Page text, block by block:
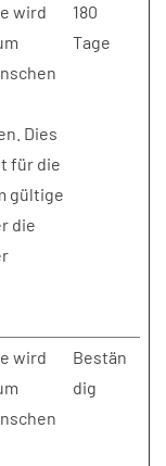
wird
Dies
für die
gültige
die
180
Tage
wird
Bestän
dig